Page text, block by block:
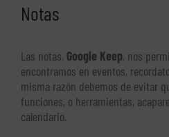
Notas
Las notas, Google Keep, nos
encontramos en eventos,
misma razón debemos de evitar
funciones, o herramientas,
calendario.